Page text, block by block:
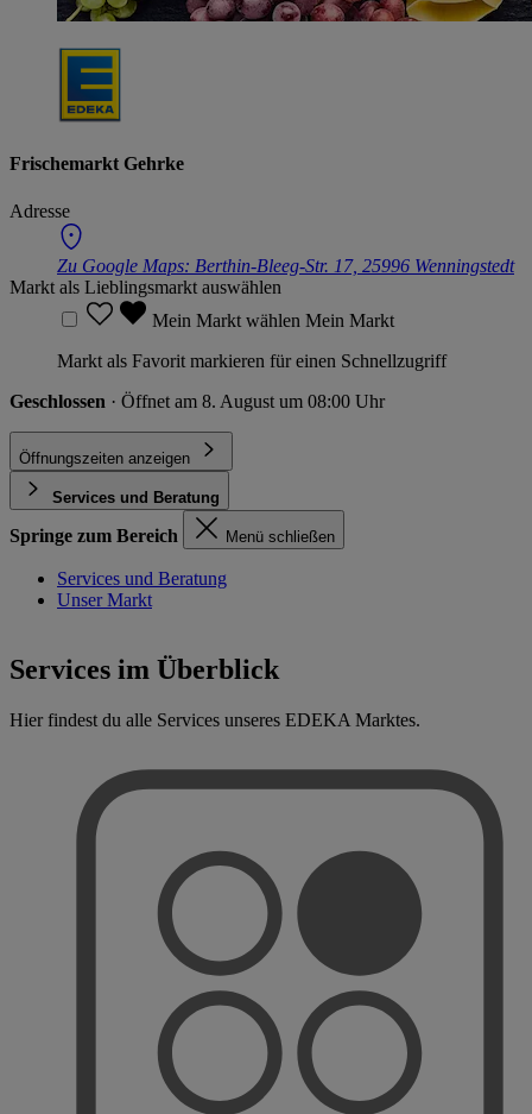
Frischemarkt Gehrke
Adresse
Zu Google Maps: Berthin-Bleeg-Str. 17, 25996 Wenningstedt
Markt als Lieblingsmarkt auswählen
Mein Markt wählen Mein Markt
Markt als Favorit markieren für einen Schnellzugriff
Geschlossen · Öffnet am 8. August um 08:00 Uhr
Öffnungszeiten anzeigen
Services und Beratung
Springe zum Bereich Menü schließen
Services und Beratung
Unser Markt
Services im Überblick
Hier findest du alle Services unseres EDEKA Marktes.